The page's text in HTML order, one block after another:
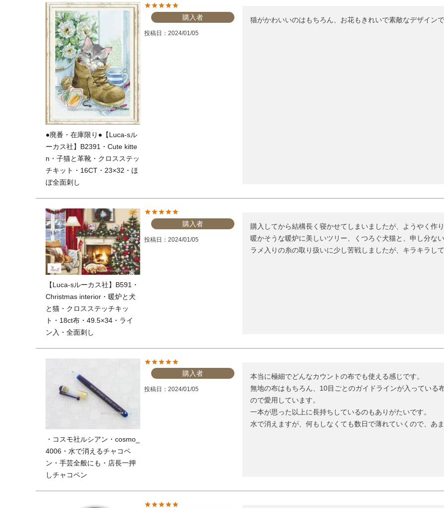
●廃番・在庫限り●【Luca-sル
ーカス社】B2391・Cute kitte
n・子猫と革靴・クロスステッ
チキット・16CT・23×32・ほ
ぼ全面刺し
購入者
投稿日 2024/01/05
猫がかわいいのはもちろん、お花もきれいで素敵なデザイン
【Luca-sルーカス社】B591・
Christmas interior・暖炉と犬
と猫・クロスステッチキッ
ト・18ct布・49.5×34・ライ
ン入・全面刺し
購入者
投稿日 2024/01/05
購入してから結構長く寝かせてしまいましたが、ようやく作
暖かそうな暖炉に美しいツリー、くつろぐ犬猫と、申し分な
ラメ入りの糸の取り扱いに少し苦戦しましたが、キラキラし
・コスモ社ルシアン・cosmo_
4006・水で消えるチャコペ
ン・手芸全般にも・店長一押
しチャコペン
購入者
投稿日 2024/01/05
本当に極細でどんなカウントの布でも使える感じです。
無地の布はもちろん、10目ごとのガイドラインが入ってい
ので愛用しています。
一本が思った以上に長持ちしているのもありがたいです。
水で消えますが、何もしなくても数日で薄れていくので、あ